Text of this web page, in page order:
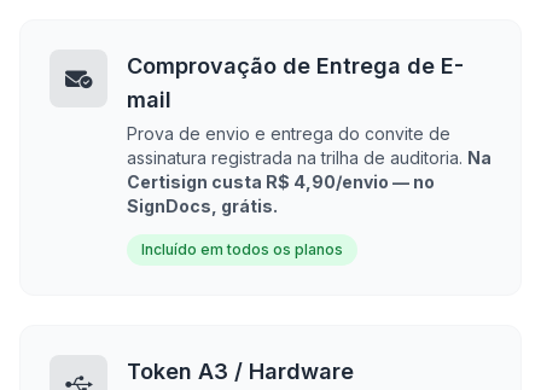
Comprovação de Entrega de E-
mail
Prova de envio e entrega do convite de
assinatura registrada na trilha de auditoria. Na
Certisign custa R$ 4,90/envio — no
SignDocs, grátis.
Incluído em todos os planos
Token A3 / Hardware